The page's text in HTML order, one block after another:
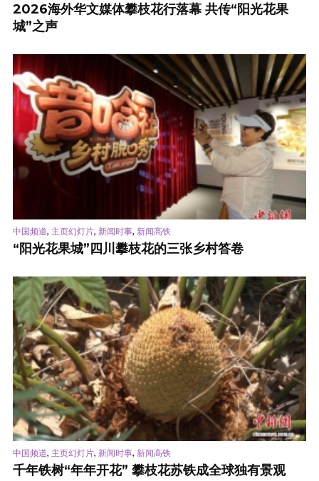
2026海外华文媒体攀枝花行落幕 共传“阳光花果
城”之声
中国频道, 主页幻灯片, 新闻时事, 新闻高铁
“阳光花果城”四川攀枝花的三张乡村答卷
中国频道, 主页幻灯片, 新闻时事, 新闻高铁
千年铁树“年年开花” 攀枝花苏铁成全球独有景观